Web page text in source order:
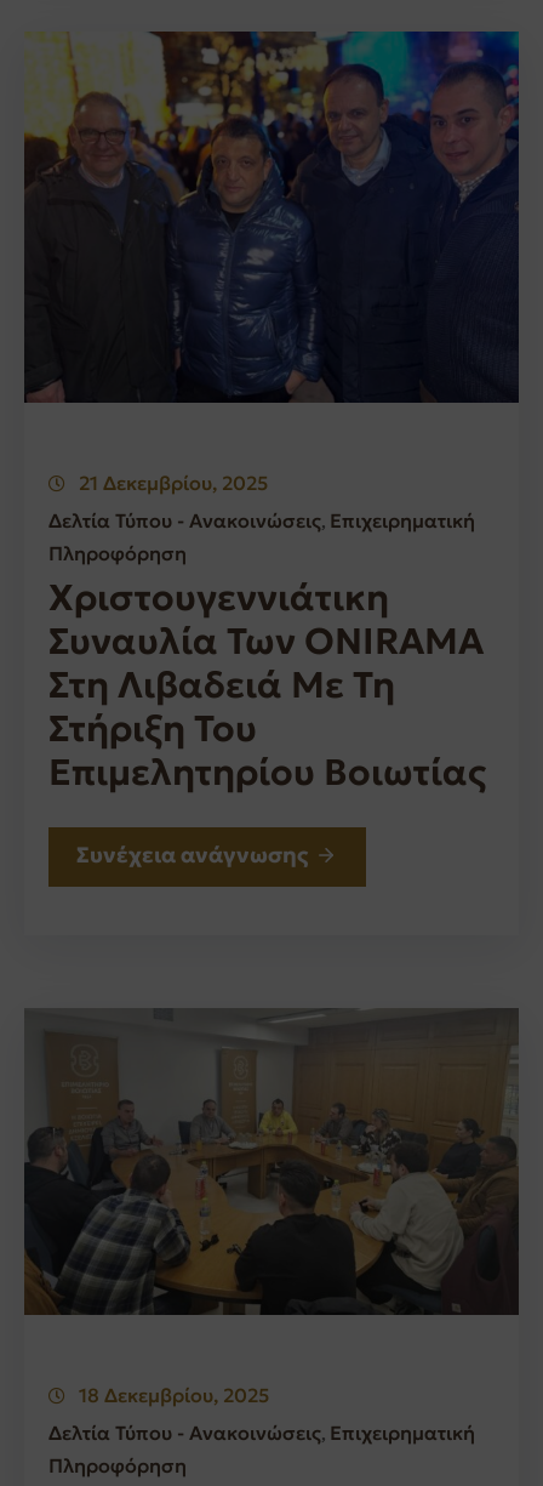
21 Δεκεμβρίου, 2025
Δελτία Τύπου - Ανακοινώσεις‚ Επιχειρηματική
Πληροφόρηση
Χριστουγεννιάτικη
Συναυλία Των ONIRAMA
Στη Λιβαδειά Με Τη
Στήριξη Του
Επιμελητηρίου Βοιωτίας
Συνέχεια ανάγνωσης
18 Δεκεμβρίου, 2025
Δελτία Τύπου - Ανακοινώσεις‚ Επιχειρηματική
Πληροφόρηση